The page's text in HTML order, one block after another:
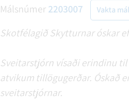
Málsnúmer2203007 Vakta
Skotfélagið Skytturnar óskar
Sveitarstjórn vísaði erindinu
atvikum tillögugerðar. Óskað
sveitarstjórnar.